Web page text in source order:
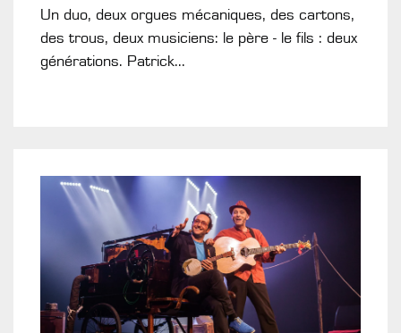
Un duo, deux orgues mécaniques, des cartons,
des trous, deux musiciens: le père - le fils : deux
générations. Patrick...